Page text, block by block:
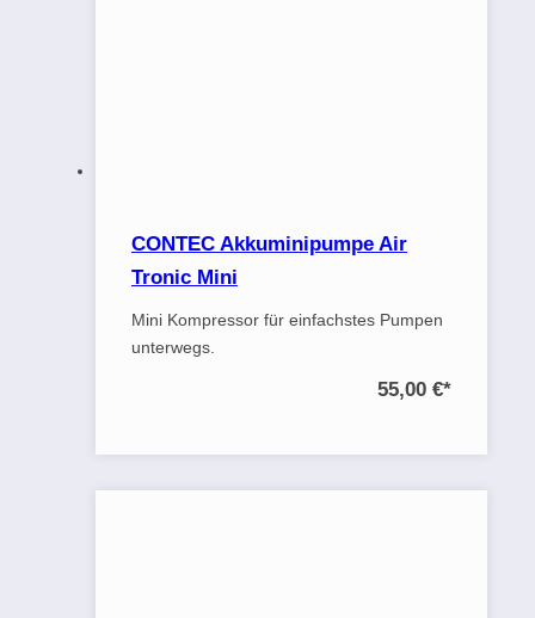
CONTEC Akkuminipumpe Air
Tronic Mini
Mini Kompressor für einfachstes Pumpen
unterwegs.
55,00 €*